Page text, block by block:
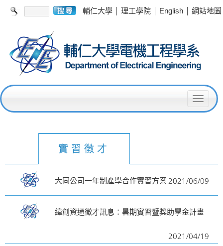
輔仁大學 | 理工學院 | English | 網站地圖
T
l
e
a
i
實習徵才
大同公司一年制產學合作實習方案 2021/06/09
緯創資通徵才訊息：暑期實習暨獎助學金計畫
2021/04/19